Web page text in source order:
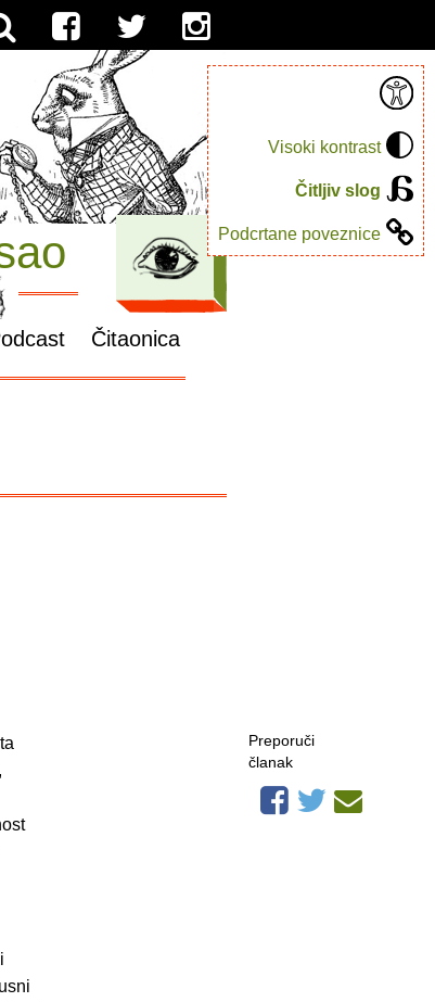
Visoki kontrast
Čitljiv slog
Podcrtane poveznice
Čitaonica
Preporuči
članak